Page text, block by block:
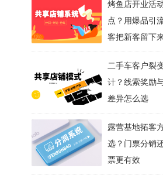
烤鱼店开业活
点？用爆品引
客把新客留下
二手车客户裂
计？线索奖励
差异怎么选
露营基地拓客
选？门票分销
票更有效